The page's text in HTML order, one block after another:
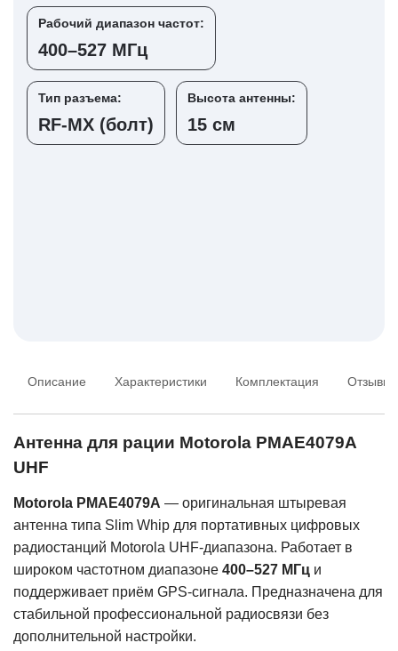
Рабочий диапазон частот:
400–527 МГц
Тип разъема:
RF-MX (болт)
Высота антенны:
15 см
Описание Характеристики Комплектация Отзывы
Антенна для рации Motorola PMAE4079A
UHF
Motorola PMAE4079A — оригинальная штыревая
антенна типа Slim Whip для портативных цифровых
радиостанций Motorola UHF-диапазона. Работает в
широком частотном диапазоне 400–527 МГц и
поддерживает приём GPS-сигнала. Предназначена для
стабильной профессиональной радиосвязи без
дополнительной настройки.